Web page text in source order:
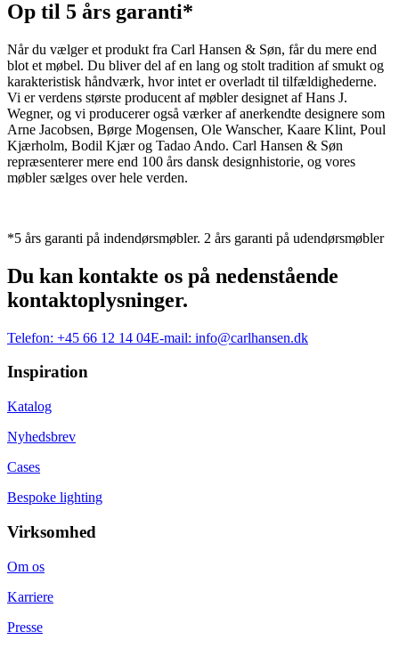
Op til 5 års garanti*
Når du vælger et produkt fra Carl Hansen & Søn, får du mere end
blot et møbel. Du bliver del af en lang og stolt tradition af smukt og
karakteristisk håndværk, hvor intet er overladt til tilfældighederne.
Vi er verdens største producent af møbler designet af Hans J.
Wegner, og vi producerer også værker af anerkendte designere som
Arne Jacobsen, Børge Mogensen, Ole Wanscher, Kaare Klint, Poul
Kjærholm, Bodil Kjær og Tadao Ando. Carl Hansen & Søn
repræsenterer mere end 100 års dansk designhistorie, og vores
møbler sælges over hele verden.
*5 års garanti på indendørsmøbler. 2 års garanti på udendørsmøbler
Du kan kontakte os på nedenstående
kontaktoplysninger.
Telefon: +45 66 12 14 04E-mail: info@carlhansen.dk
Inspiration
Katalog
Nyhedsbrev
Cases
Bespoke lighting
Virksomhed
Om os
Karriere
Presse